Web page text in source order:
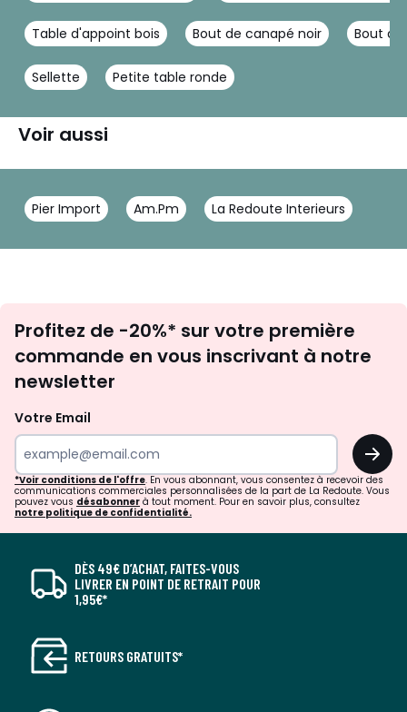
Table d'appoint bois Bout de canapé noir Bout
Sellette Petite table ronde
Voir aussi
Pier Import Am.Pm La Redoute Interieurs
newsletter
Profitez de -20%* sur votre première
commande en vous inscrivant à notre
newsletter
Votre Email
OK
*Voir conditions de l'offre. En vous abonnant, vous consentez à recevoir des
communications commerciales personnalisées de la part de La Redoute. Vous
pouvez vous désabonner à tout moment. Pour en savoir plus, consultez
notre politique de confidentialité.
DÈS 49€ D’ACHAT, FAITES-VOUS
LIVRER EN POINT DE RETRAIT POUR
1,95€*
RETOURS GRATUITS*